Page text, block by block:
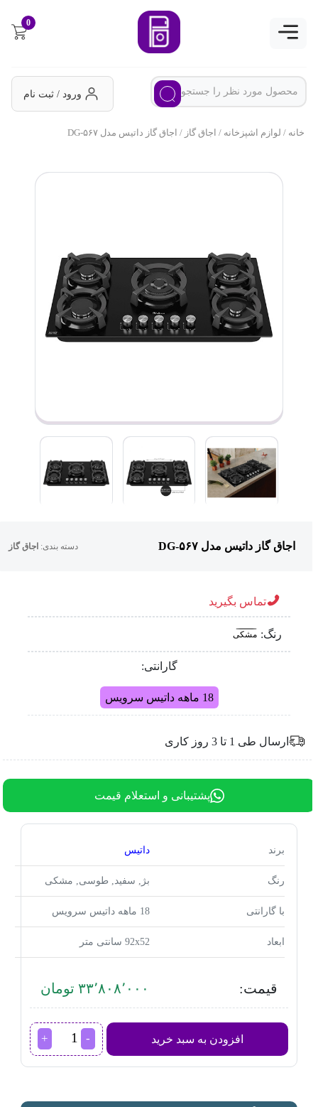
0
ورود / ثبت نام
خانه/ لوازم اشپزخانه/ اجاق گاز/ اجاق گاز داتیس مدل DG-۵۶۷
اجاق گاز داتیس مدل DG-۵۶۷ دسته بندی:اجاق گاز
تماس بگیرید
رنگ: مشکی
گارانتی:
18 ماهه داتیس سرویس
ارسال طی 1 تا 3 روز کاری
پشتیبانی و استعلام قیمت
برند داتیس
رنگ بژ, سفید, طوسی, مشکی
با گارانتی 18 ماهه داتیس سرویس
ابعاد 92x52 سانتی متر
قیمت: ۳۳٬۸۰۸٬۰۰۰ تومان
افزودن به سبد خرید
اجاق
گاز
عدد